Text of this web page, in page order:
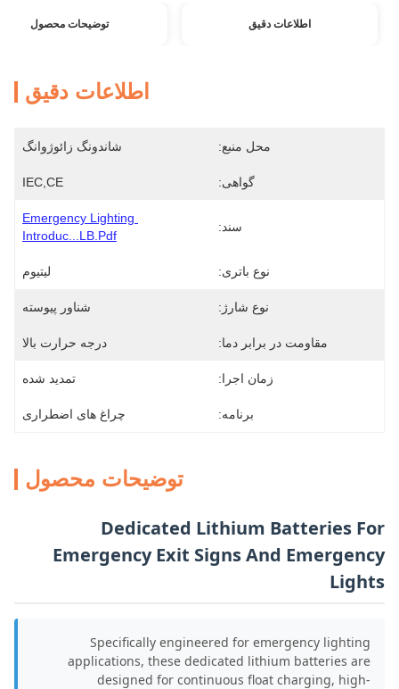
اطلاعات دقیق توضیحات محصول
اطلاعات دقیق
محل منبع: شاندونگ زائوژوانگ
گواهی: IEC,CE
سند:
Emergency Lighting
Introduc...LB.pdf
نوع باتری: لیتیوم
نوع شارژ: شناور پیوسته
مقاومت در برابر دما: درجه حرارت بالا
زمان اجرا: تمدید شده
برنامه: چراغ های اضطراری
توضیحات محصول
Dedicated Lithium Batteries For
Emergency Exit Signs And Emergency
Lights
Specifically engineered for emergency lighting
applications, these dedicated lithium batteries are
designed for continuous float charging, high-